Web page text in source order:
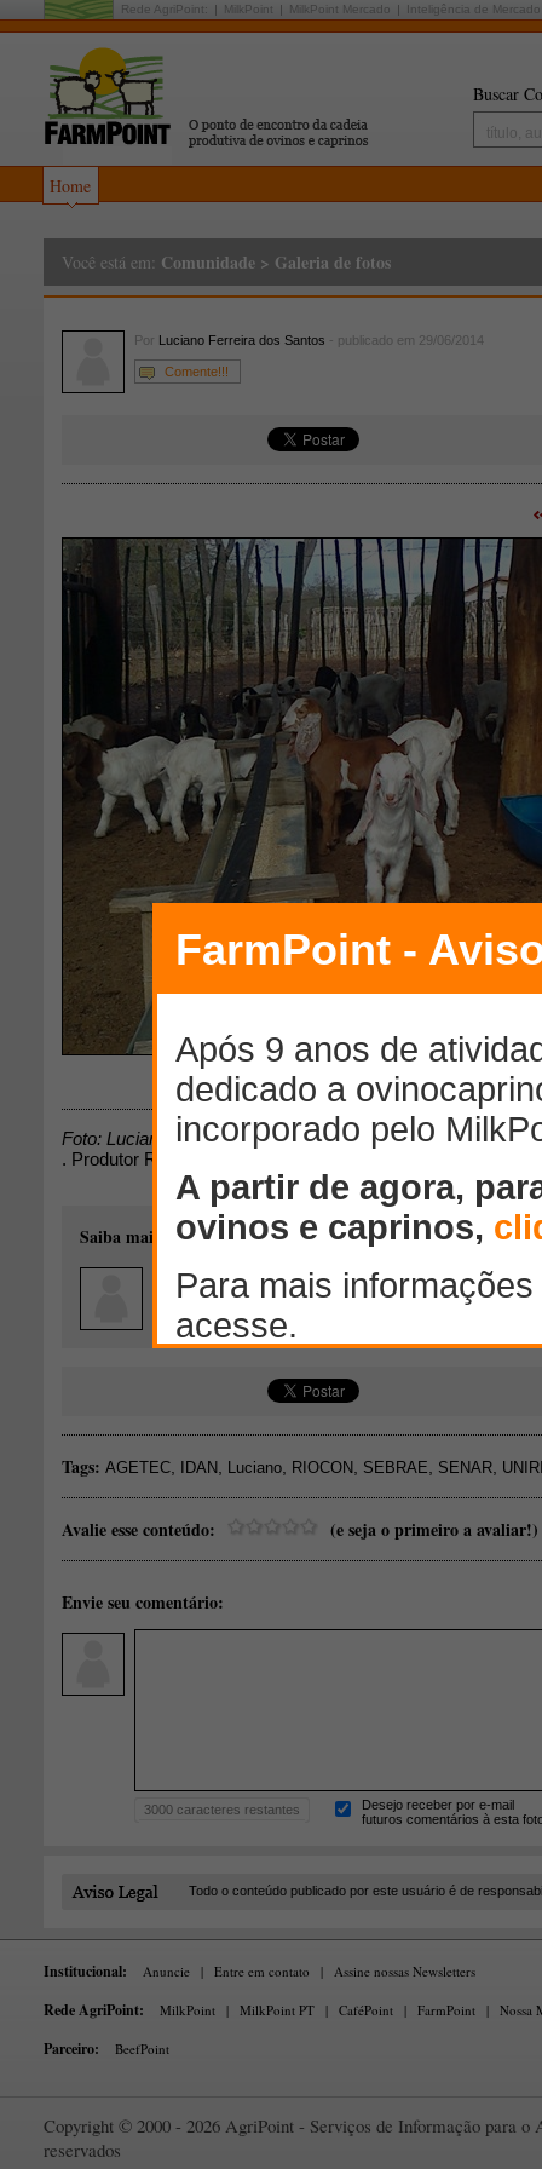
Rede AgriPoint: MilkPoint MilkPoint Mercado Inteligência de Mercado
Buscar
Home
Você está em: Comunidade > Galeria de fotos
Por Luciano Ferreira dos Santos - publicado em 29/06/2014
Comente!!!
Download
Foto: Luciano
. Produtor Rubevan S. Silva, 2° produção, 1/2 sangue Boer,
Saiba mais sobre o autor desse conteúdo:
Luciano Ferreira dos Santos
Mirante - Bahia
Presto serviços para o SENAR no programa ATeG (Assistência
Tags: AGETEC IDAN Luciano RIOCON SEBRAE SENAR
Avalie esse conteúdo: (e seja o primeiro a avaliar!)
Envie seu comentário:
3000 caracteres restantes
Desejo receber por e-mail
futuros comentários à esta
Todo o conteúdo publicado por este usuário é de
Institucional: Anuncie | Entre em contato | Assine nossas Newsletters
Rede AgriPoint: MilkPoint | MilkPoint PT | CaféPoint | FarmPoint | Nossa
Parceiro: BeefPoint
Copyright © 2000 - 2026 AgriPoint - Serviços de Informação para o
reservados